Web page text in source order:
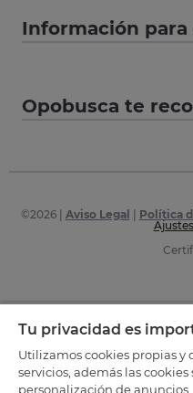
Información
Opobusca te
©2026| Aviso Legal Política
Tu privacidad es
Utilizamos cookies propias y
servicios, además las
personalización de anuncios.